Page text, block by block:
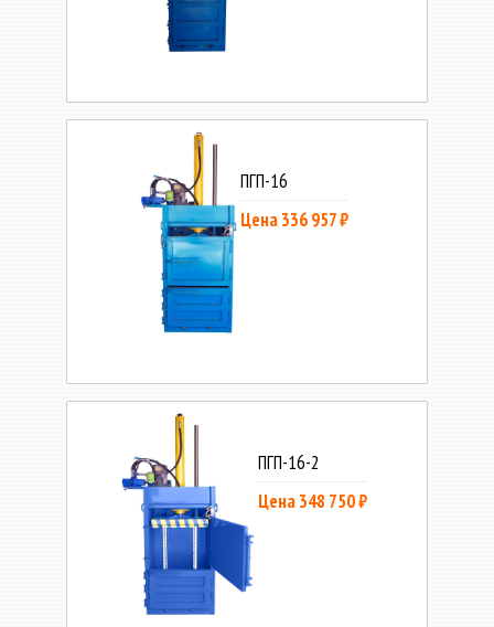
ПГП-16
Цена 336 957 ₽
ПГП-16-2
Цена 348 750 ₽